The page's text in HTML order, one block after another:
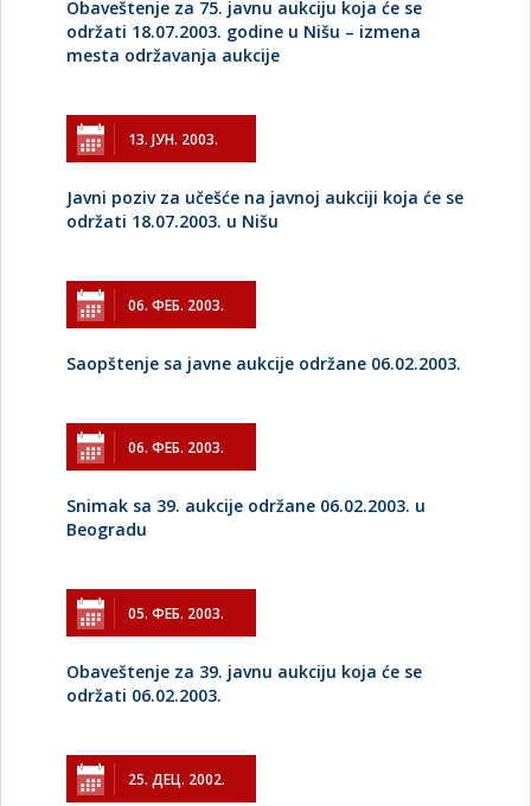
Obaveštenje za 75. javnu aukciju koja će se
održati 18.07.2003. godine u Nišu – izmena
mesta održavanja aukcije
13. ЈУН. 2003.
Javni poziv za učešće na javnoj aukciji koja će se
održati 18.07.2003. u Nišu
06. ФЕБ. 2003.
Saopštenje sa javne aukcije održane 06.02.2003.
06. ФЕБ. 2003.
Snimak sa 39. aukcije održane 06.02.2003. u
Beogradu
05. ФЕБ. 2003.
Obaveštenje za 39. javnu aukciju koja će se
održati 06.02.2003.
25. ДЕЦ. 2002.